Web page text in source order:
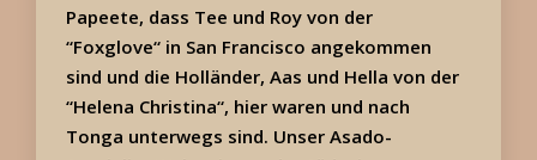
Papeete, dass Tee und Roy von der
“Foxglove“ in San Francisco angekommen
sind und die Holländer, Aas und Hella von der
“Helena Christina“, hier waren und nach
Tonga unterwegs sind. Unser Asado-